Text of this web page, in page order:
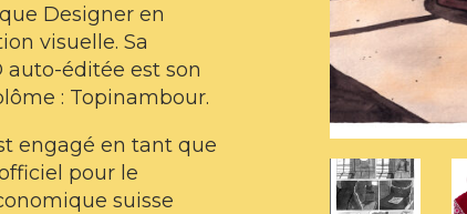
Designer en
visuelle. Sa
auto-éditée est son
: Topinambour.
engagé en tant que
pour le
suisse